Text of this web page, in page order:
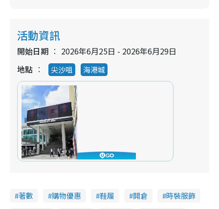
活動資訊
開始日期
2026年6月25日 - 2026年6月29日
地點
尖沙咀 海港城
著數 購物優惠 鞋履 開倉
時裝服飾